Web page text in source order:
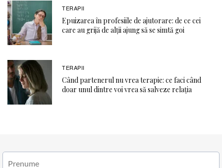
TERAPII
Epuizarea în profesiile de ajutorare: de ce cei
care au grijă de alții ajung să se simtă goi
TERAPII
Când partenerul nu vrea terapie: ce faci când
doar unul dintre voi vrea să salveze relația